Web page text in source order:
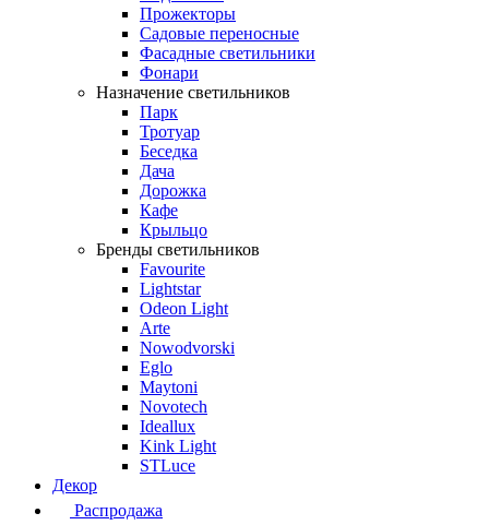
Прожекторы
Садовые переносные
Фасадные светильники
Фонари
Назначение светильников
Парк
Тротуар
Беседка
Дача
Дорожка
Кафе
Крыльцо
Бренды светильников
Favourite
Lightstar
Odeon Light
Arte
Nowodvorski
Eglo
Maytoni
Novotech
Ideallux
Kink Light
STLuce
Декор
Распродажа